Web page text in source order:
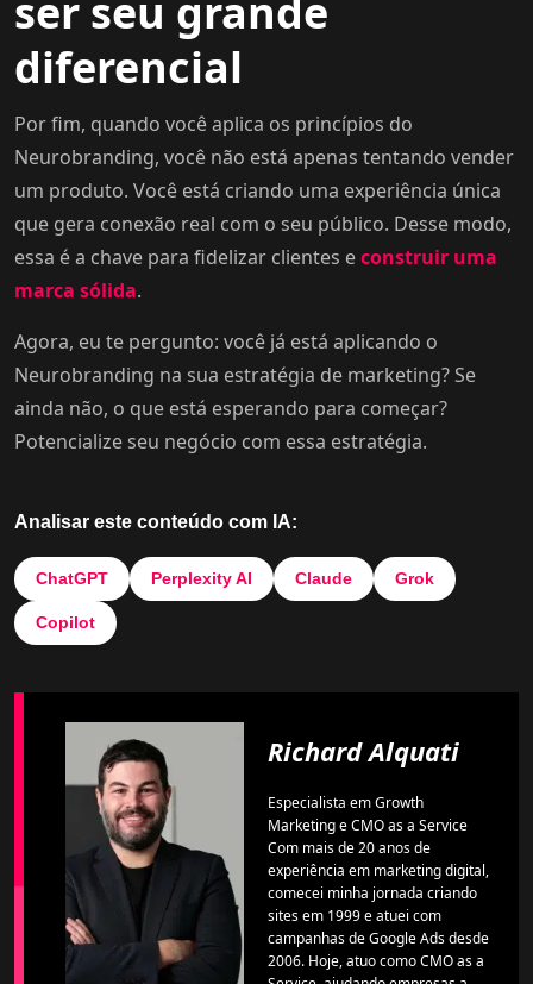
ser seu grande
diferencial
Por fim, quando você aplica os princípios do
Neurobranding, você não está apenas tentando vender
um produto. Você está criando uma experiência única
que gera conexão real com o seu público. Desse modo,
essa é a chave para fidelizar clientes econstruir uma
marca sólida.
Agora, eu te pergunto: você já está aplicando o
Neurobranding na sua estratégia de marketing? Se
ainda não, o que está esperando para começar?
Potencialize seu negócio com essa estratégia.
Analisar este conteúdo com IA:
ChatGPT Perplexity AI Claude Grok
Copilot
Richard Alquati
Especialista em Growth
Marketing e CMO as a Service
Com mais de 20 anos de
experiência em marketing digital,
comecei minha jornada criando
sites em 1999 e atuei com
campanhas de Google Ads desde
2006. Hoje, atuo como CMO as a